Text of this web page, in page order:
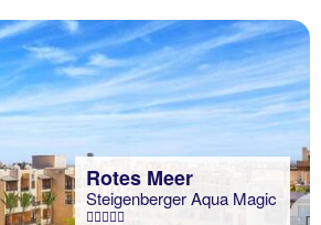
Rotes Meer
Steigenberger Aqua Magic